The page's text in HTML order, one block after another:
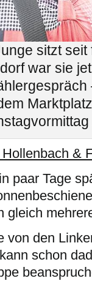
sitzt
war sie
&
paar Tage
gleich
von den
schon